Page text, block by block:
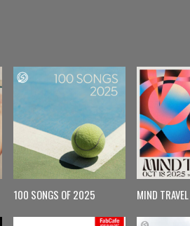
100 SONGS OF 2025 MIND TRAVEL